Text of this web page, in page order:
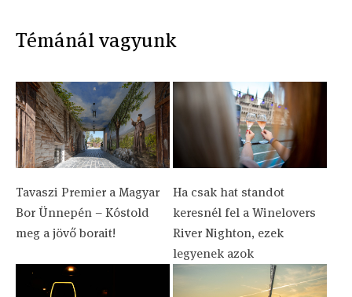
Témánál vagyunk
Tavaszi Premier a Magyar
Bor Ünnepén – Kóstold
meg a jövő borait!
Ha csak hat standot
keresnél fel a Winelovers
River Nighton, ezek
legyenek azok